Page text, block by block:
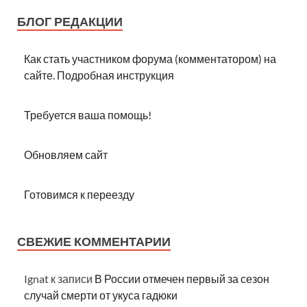
БЛОГ РЕДАКЦИИ
Как стать участником форума (комментатором) на
сайте. Подробная инструкция
Требуется ваша помощь!
Обновляем сайт
Готовимся к переезду
СВЕЖИЕ КОММЕНТАРИИ
Ignat к записи В России отмечен первый за сезон
случай смерти от укуса гадюки